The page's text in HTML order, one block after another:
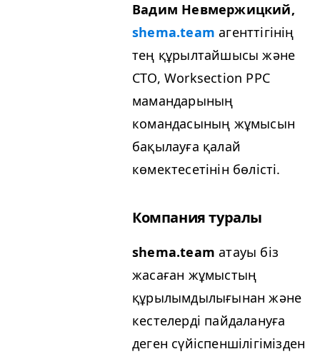
Вадим Невмержицкий,
shema.team агенттігінің
тең құрылтайшысы және
CTO, Work­sec­tion PPC
мамандарының
командасының жұмысын
бақылауға қалай
көмектесетінін бөлісті.
Компания туралы
shema.team атауы біз
жасаған жұмыстың
құрылымдылығынан және
кестелерді пайдалануға
деген сүйіспеншілігімізден